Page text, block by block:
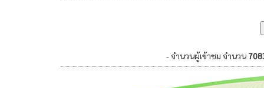
- จำนวนผู้เข้าชม จำนวน